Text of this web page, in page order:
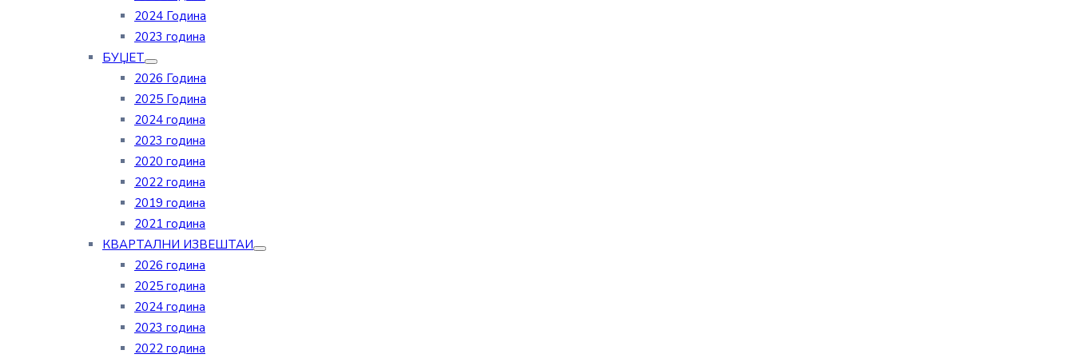
2024 Година
2023 година
БУЏЕТ
2026 Година
2025 Година
2024 година
2023 година
2020 година
2022 година
2019 година
2021 година
КВАРТАЛНИ ИЗВЕШТАИ
2026 година
2025 година
2024 година
2023 година
2022 година